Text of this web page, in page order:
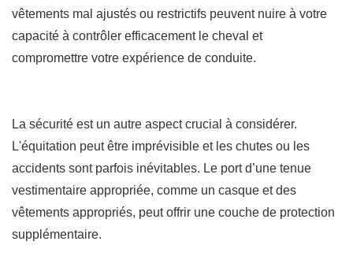
vêtements mal ajustés ou restrictifs peuvent nuire à votre
capacité à contrôler efficacement le cheval et
compromettre votre expérience de conduite.
La sécurité est un autre aspect crucial à considérer.
L'équitation peut être imprévisible et les chutes ou les
accidents sont parfois inévitables. Le port d’une tenue
vestimentaire appropriée, comme un casque et des
vêtements appropriés, peut offrir une couche de protection
supplémentaire.